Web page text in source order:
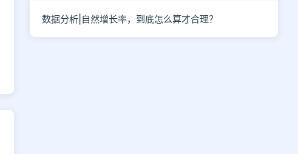
数据分析|自然增长率，到底怎么算才合理？